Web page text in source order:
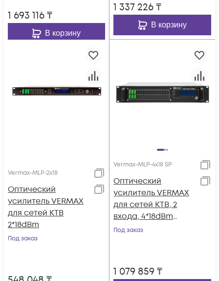
1 693 116₸
В корзину
1 337 226₸
В корзину
Vermax-MLP-2x18
Оптический
усилитель VERMAX
для сетей КТВ
2*18dBm
Под заказ
Vermax-MLP-4x18 SP
Оптический
усилитель VERMAX
для сетей КТВ, 2
входа, 4*18dBm
выхода, WDM
Под заказ
1 079 859 ₸